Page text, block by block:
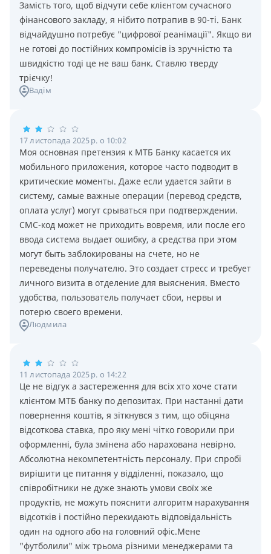
Замість того, щоб відчути себе клієнтом сучасного
фінансового закладу, я нібито потрапив в 90-ті. Банк
відчайдушно потребує "цифрової реанімації". Якщо ви
не готові до постійних компромісів із зручністю та
швидкістю тоді це не ваш банк. Ставлю тверду
трієчку!
Вадім
17 листопада 2025 р. о 10:02
Моя основная претензия к МТБ Банку касается их
мобильного приложения, которое часто подводит в
критические моменты. Даже если удается зайти в
систему, самые важные операции (перевод средств,
оплата услуг) могут срываться при подтверждении.
СМС-код может не приходить вовремя, или после его
ввода система выдает ошибку, а средства при этом
могут быть заблокированы на счете, но не
переведены получателю. Это создает стресс и требует
личного визита в отделение для выяснения. Вместо
удобства, пользователь получает сбои, нервы и
потерю своего времени.
Людмила
11 листопада 2025 р. о 14:22
Це не відгук а застереження для всіх хто хоче стати
клієнтом МТБ банку по депозитах. При настанні дати
повернення коштів, я зіткнувся з тим, що обіцяна
відсоткова ставка, про яку мені чітко говорили при
оформленні, була змінена або нарахована невірно.
Абсолютна некомпетентність персоналу. При спробі
вирішити це питання у відділенні, показало, що
співробітники не дуже знають умови своїх же
продуктів, не можуть пояснити алгоритм нарахування
відсотків і постійно перекидають відповідальність
один на одного або на головний офіс.Мене
"футболили" між трьома різними менеджерами та